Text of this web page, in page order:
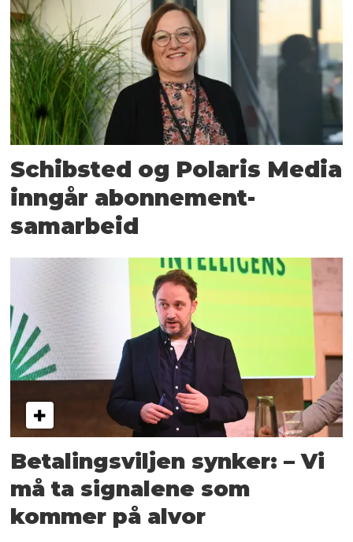
Schibsted og Polaris Media
inngår abonnement-
samarbeid
Betalingsviljen synker: – Vi
må ta signalene som
kommer på alvor